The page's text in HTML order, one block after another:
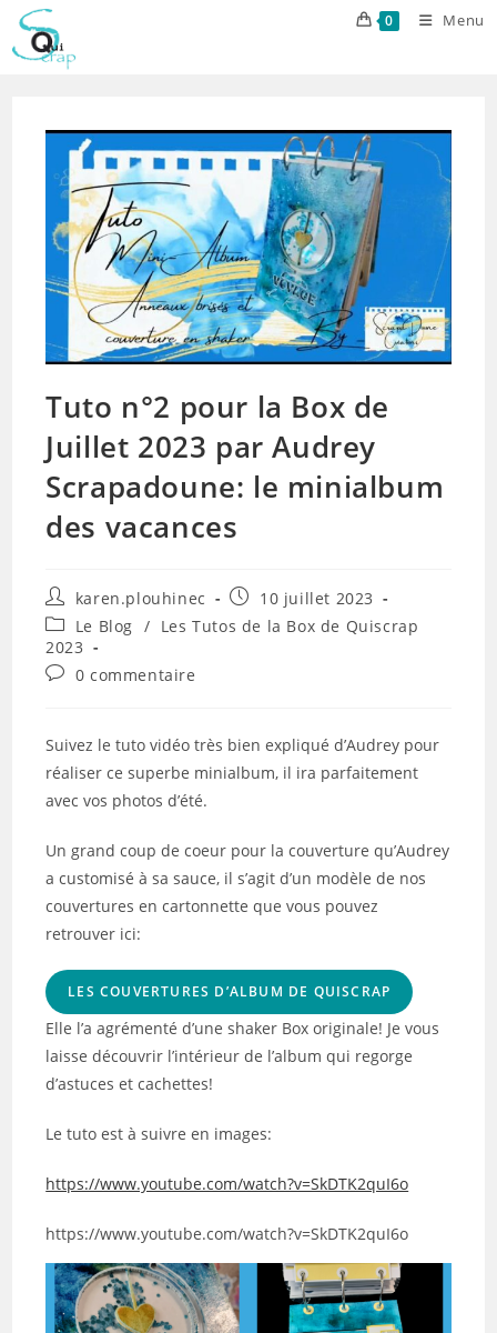
Skip
content
0 Menu
Tuto n°2 pour la Box de
Juillet 2023 par Audrey
Scrapadoune: le minialbum
des vacances
Auteur/autrice
de
la
publication :
karen.plouhinec
Publication
publiée :
10 juillet 2023
Post
category:
Le Blog / Les Tutos de la Box de Quiscrap
2023
Commentaires
publication :
0 commentaire
Suivez le tuto vidéo très bien expliqué d’Audrey pour
réaliser ce superbe minialbum, il ira parfaitement
avec vos photos d’été.
Un grand coup de coeur pour la couverture qu’Audrey
a customisé à sa sauce, il s’agit d’un modèle de nos
couvertures en cartonnette que vous pouvez
retrouver ici:
LES COUVERTURES D’ALBUM DE QUISCRAP
Elle l’a agrémenté d’une shaker Box originale! Je vous
laisse découvrir l’intérieur de l’album qui regorge
d’astuces et cachettes!
Le tuto est à suivre en images:
https://www.youtube.com/watch?v=SkDTK2quI6o
https://www.youtube.com/watch?v=SkDTK2quI6o